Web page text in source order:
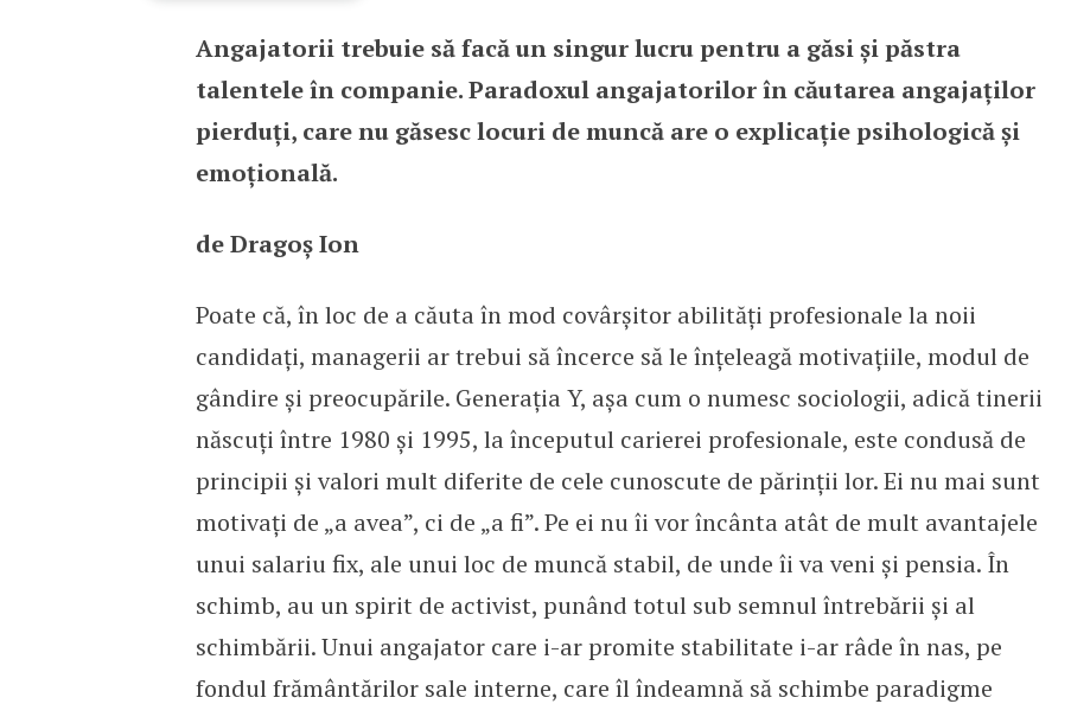
Războiul „stelelor” din companii
Angajatorii trebuie să facă un singur lucru pentru a găsi și păstra
talentele în companie. Paradoxul angajatorilor în căutarea angajaților
pierduți, care nu găsesc locuri de muncă are o explicație psihologică și
emoțională.
de Dragoș Ion
Poate că, în loc de a căuta în mod covârșitor abilități profesionale la noii
candidați, managerii ar trebui să încerce să le înțeleagă motivațiile, modul de
gândire și preocupările. Generația Y, așa cum o numesc sociologii, adică tinerii
născuți între 1980 și 1995, la începutul carierei profesionale, este condusă de
principii și valori mult diferite de cele cunoscute de părinții lor. Ei nu mai sunt
motivați de „a avea”, ci de „a fi”. Pe ei nu îi vor încânta atât de mult avantajele
unui salariu fix, ale unui loc de muncă stabil, de unde îi va veni și pensia. În
schimb, au un spirit de activist, punând totul sub semnul întrebării și al
schimbării. Unui angajator care i-ar promite stabilitate i-ar râde în nas, pe
fondul frământărilor sale interne, care îl îndeamnă să schimbe paradigme